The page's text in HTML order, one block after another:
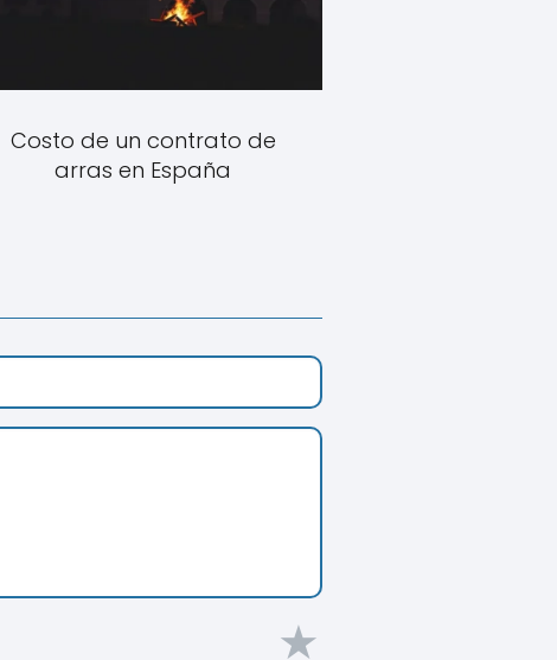
Costo de un contrato de
arras en España
★